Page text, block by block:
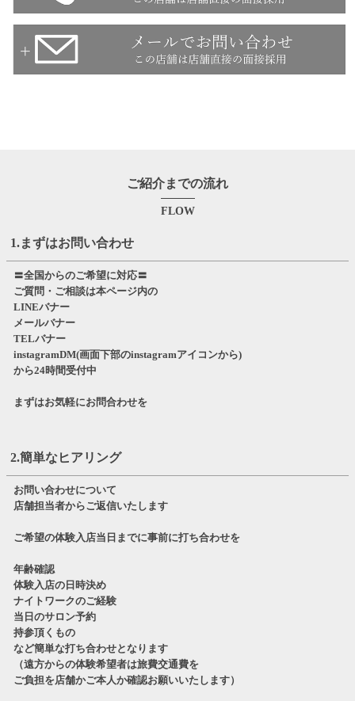
ご紹介までの流れ
FLOW
1.まずはお問い合わせ
〓全国からのご希望に対応〓
ご質問・ご相談は本ページ内の
LINEバナー
メールバナー
TELバナー
instagramDM(画面下部のinstagramアイコンから)
から24時間受付中
まずはお気軽にお問合わせを
2.簡単なヒアリング
お問い合わせについて
店舗担当者からご返信いたします
ご希望の体験入店当日までに事前に打ち合わせを
年齢確認
体験入店の日時決め
ナイトワークのご経験
当日のサロン予約
持参頂くもの
など簡単な打ち合わせとなります
（遠方からの体験希望者は旅費交通費を
ご負担を店舗かご本人か確認お願いいたします）